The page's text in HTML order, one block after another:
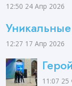
12:50 24 Апр 2026
12:27 17 Апр 2026
11:07 25